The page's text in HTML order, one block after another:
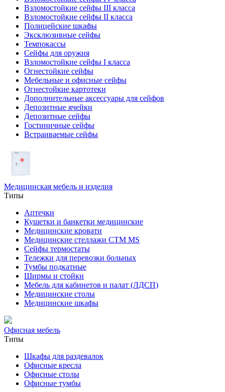
Взломостойкие сейфы III класса
Взломостойкие сейфы II класса
Полицейские шкафы
Эксклюзивные сейфы
Темпокассы
Сейфы для оружия
Взломостойкие сейфы I класса
Огнестойкие сейфы
Мебельные и офисные сейфы
Огнестойкие картотеки
Дополнительные аксессуары для сейфов
Депозитные ячейки
Депозитные сейфы
Гостиничные сейфы
Встраиваемые сейфы
Медицинская мебель и изделия
Типы
Аптечки
Кушетки и банкетки медицинские
Медицинские кровати
Медицинские стеллажи CTM MS
Сейфы термостаты
Тележки для перевозки больных
Тумбы подкатные
Ширмы и стойки
Мебель для кабинетов и палат (ЛДСП)
Медицинские столы
Медицинские шкафы
Офисная мебель
Типы
Шкафы для раздевалок
Офисные кресла
Офисные столы
Офисные тумбы